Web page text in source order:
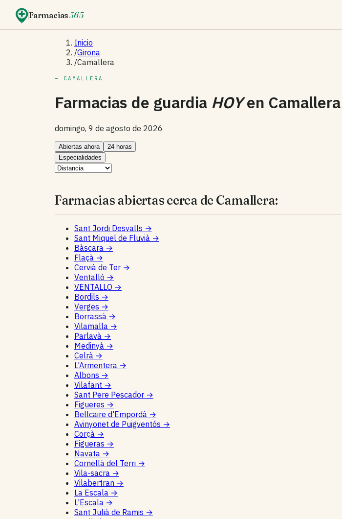
Farmacias365
Inicio
/Girona
/Camallera
— CAMALLERA
Farmacias de guardia HOYen Camallera
domingo, 9 de agosto de 2026
Abiertas ahora
24 horas
Especialidades
Farmacias abiertas cerca de Camallera:
Sant Jordi Desvalls →
Sant Miquel de Fluvià →
Bàscara →
Flaçà →
Cervià de Ter →
Ventalló →
VENTALLO →
Bordils →
Verges →
Borrassà →
Vilamalla →
Parlavà →
Medinyà →
Celrà →
L'Armentera →
Albons →
Vilafant →
Sant Pere Pescador →
Figueres →
Bellcaire d'Empordà →
Avinyonet de Puigventós →
Corçà →
Figueras →
Navata →
Cornellà del Terri →
Vila-sacra →
Vilabertran →
La Escala →
L'Escala →
Sant Julià de Ramis →